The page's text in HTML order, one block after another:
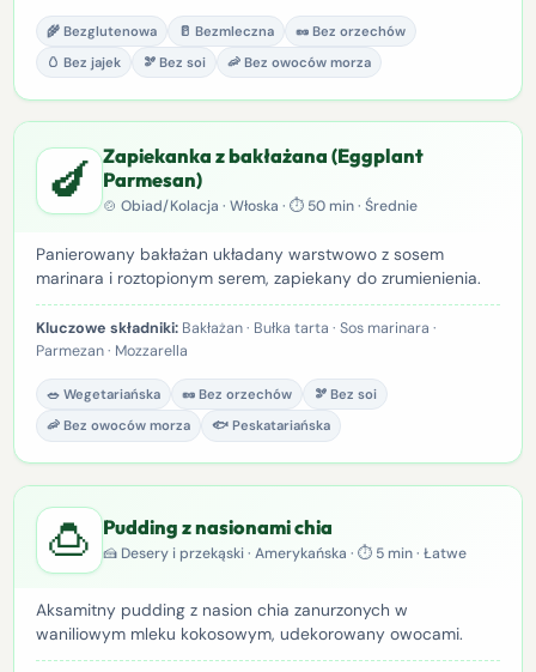
🌾 Bezglutenowa 🥛 Bezmleczna
🥜 Bez orzechów
🥚 Bez jajek
🫘 Bez soi 🦐 Bez owoców morza
🍆 Zapiekanka z bakłażana (Eggplant
Parmesan)
🍲 Obiad/Kolacja · Włoska · ⏱ 50 min · Średnie
Panierowany bakłażan układany warstwowo z sosem
marinara i roztopionym serem, zapiekany do zrumienienia.
Kluczowe składniki:Bakłażan · Bułka tarta · Sos marinara ·
Parmezan · Mozzarella
🥗 Wegetariańska 🥜 Bez orzechów
🫘 Bez soi
🦐 Bez owoców morza
🐟 Peskatariańska
🍮 Pudding z nasionami chia
🍰 Desery i przekąski · Amerykańska · ⏱ 5 min · Łatwe
Aksamitny pudding z nasion chia zanurzonych w
waniliowym mleku kokosowym, udekorowany owocami.